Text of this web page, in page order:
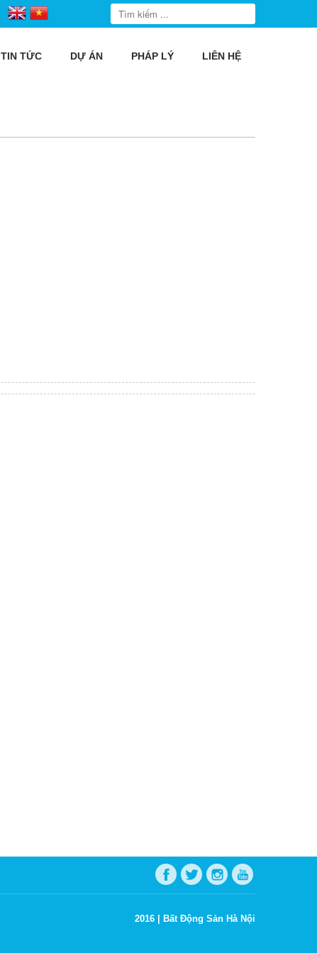
TIN TỨC DỰ ÁN PHÁP LÝ LIÊN HỆ
2016 | Bất Động Sản Hà Nội